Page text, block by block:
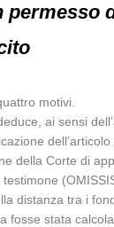
permesso
motivi.
ai sensi
della Corte di
testimone
distanza tra i
fosse stata